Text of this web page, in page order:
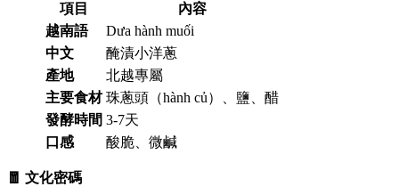
項目
內容
越南語
Dưa hành muối
中文
醃漬小洋蔥
產地
北越專屬
主要食材 珠蔥頭（hành củ）、鹽、醋
發酵時間 3-7天
口感
酸脆、微鹹
🧧 文化密碼